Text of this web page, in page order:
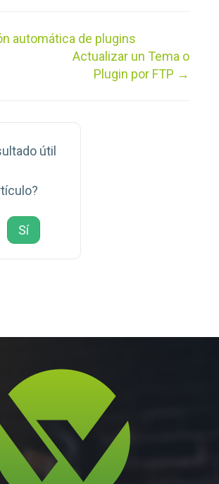
automática de plugins
Actualizar un Tema o
Plugin por FTP →
útil
Sí